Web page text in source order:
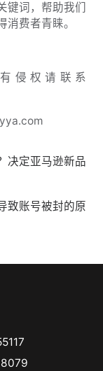
键词，帮助我们
费者青睐。
侵权请联系
决定亚马逊新品
致账号被封的原